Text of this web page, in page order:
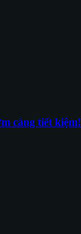
càng tiết kiệm!